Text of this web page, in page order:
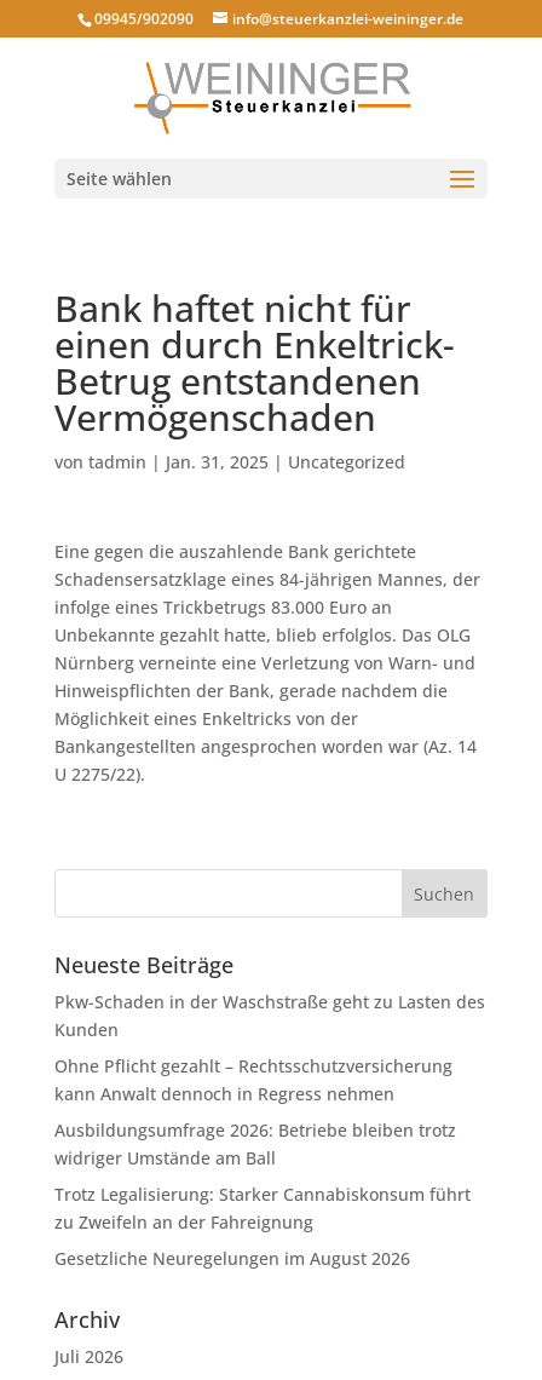
09945/902090 info@steuerkanzlei-weininger.de
Seite wählen
Bank haftet nicht für
einen durch Enkeltrick-
Betrug entstandenen
Vermögenschaden
von tadmin | Jan. 31, 2025| Uncategorized
Eine gegen die auszahlende Bank gerichtete
Schadensersatzklage eines 84-jährigen Mannes, der
infolge eines Trickbetrugs 83.000 Euro an
Unbekannte gezahlt hatte, blieb erfolglos. Das OLG
Nürnberg verneinte eine Verletzung von Warn- und
Hinweispflichten der Bank, gerade nachdem die
Möglichkeit eines Enkeltricks von der
Bankangestellten angesprochen worden war (Az. 14
U 2275/22).
Neueste Beiträge
Pkw-Schaden in der Waschstraße geht zu Lasten des
Kunden
Ohne Pflicht gezahlt – Rechtsschutzversicherung
kann Anwalt dennoch in Regress nehmen
Ausbildungsumfrage 2026: Betriebe bleiben trotz
widriger Umstände am Ball
Trotz Legalisierung: Starker Cannabiskonsum führt
zu Zweifeln an der Fahreignung
Gesetzliche Neuregelungen im August 2026
Archiv
Juli 2026